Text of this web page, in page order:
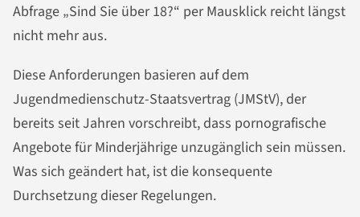
Abfrage „Sind Sie über 18?“ per Mausklick reicht längst
nicht mehr aus.
Diese Anforderungen basieren auf dem
Jugendmedienschutz-Staatsvertrag (JMStV), der
bereits seit Jahren vorschreibt, dass pornografische
Angebote für Minderjährige unzugänglich sein müssen.
Was sich geändert hat, ist die konsequente
Durchsetzung dieser Regelungen.